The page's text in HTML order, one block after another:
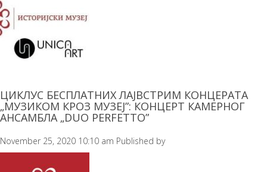
ЦИКЛУС БЕСПЛАТНИХ ЛАЈВСТРИМ КОНЦЕРАТА
„МУЗИКОМ КРОЗ МУЗЕЈ”: КОНЦЕРТ КАМЕРНОГ
АНСАМБЛА „DUO PERFETTO”
November 25, 2020 10:10 am Published by